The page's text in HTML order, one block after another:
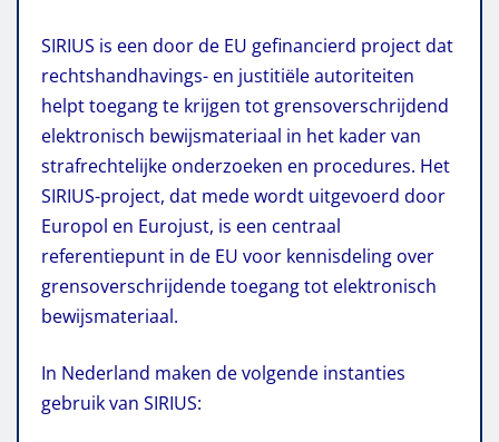
SIRIUS is een door de EU gefinancierd project dat
rechtshandhavings- en justitiële autoriteiten
helpt toegang te krijgen tot grensoverschrijdend
elektronisch bewijsmateriaal in het kader van
strafrechtelijke onderzoeken en procedures. Het
SIRIUS-project, dat mede wordt uitgevoerd door
Europol en Eurojust, is een centraal
referentiepunt in de EU voor kennisdeling over
grensoverschrijdende toegang tot elektronisch
bewijsmateriaal.
In Nederland maken de volgende instanties
gebruik van SIRIUS: